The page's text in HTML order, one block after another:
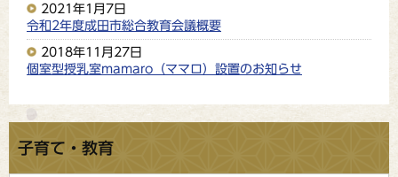
2021年1月7日
令和2年度成田市総合教育会議概要
2018年11月27日
個室型授乳室mamaro（ママロ）設置のお知らせ
子育て・教育